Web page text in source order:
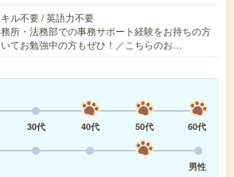
ル不要 / 英語力不要
所・法務部での事務サポート経験をお持ちの方
てお勉強中の方もぜひ！／こちらのお…
30代 40代 50代
60代
男性